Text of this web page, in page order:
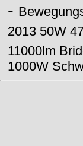
-
2013 50W
11000lm
1000W